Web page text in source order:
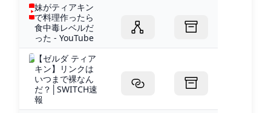
妹がティアキン
で料理作ったら
食中毒レベルだ
った - YouTube
【ゼルダ ティア
キン】リンクは
いつまで裸なん
だ？│SWITCH速
報